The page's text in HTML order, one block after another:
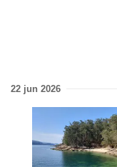
22 jun 2026